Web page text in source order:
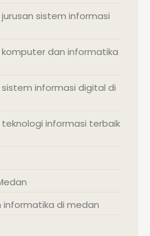
sistem informasi
dan informatika
informasi digital di
informasi terbaik
di medan